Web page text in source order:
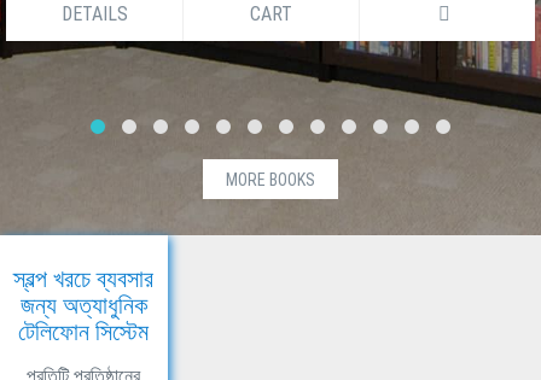
DETAILS CART
MORE BOOKS
স্বল্প খরচে ব্যবসার
জন্য অত্যাধুনিক
টেলিফোন সিস্টেম